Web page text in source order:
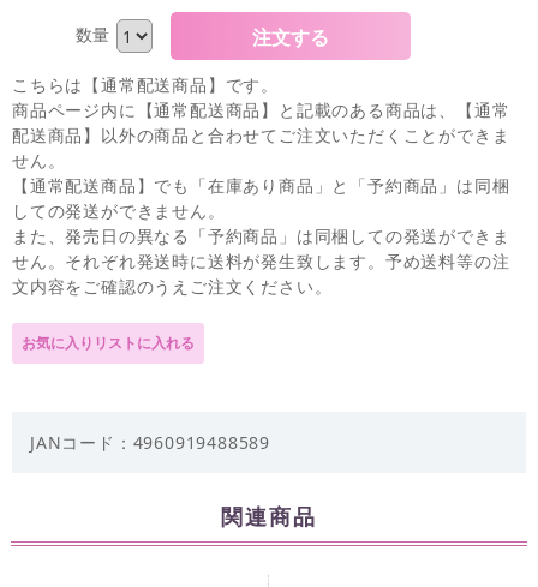
数量
こちらは【通常配送商品】です。
商品ページ内に【通常配送商品】と記載のある商品は、【通常
配送商品】以外の商品と合わせてご注文いただくことができま
せん。
【通常配送商品】でも「在庫あり商品」と「予約商品」は同梱
しての発送ができません。
また、発売日の異なる「予約商品」は同梱しての発送ができま
せん。それぞれ発送時に送料が発生致します。予め送料等の注
文内容をご確認のうえご注文ください。
JANコード：4960919488589
関連商品